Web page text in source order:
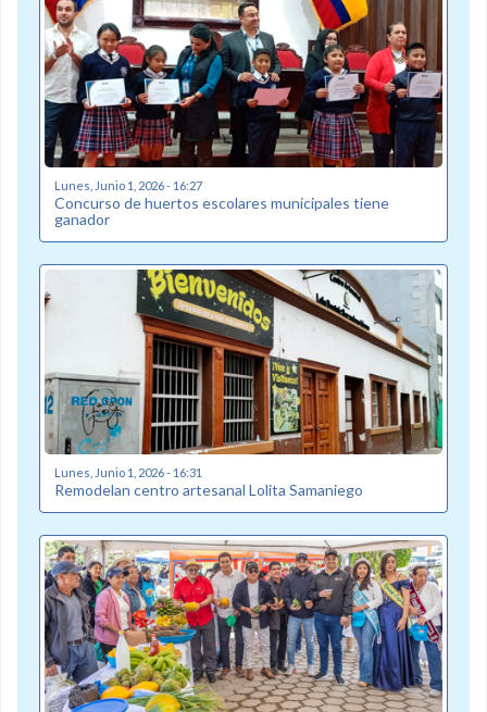
Lunes, Junio 1, 2026 - 16:27
Concurso de huertos escolares municipales tiene
ganador
Lunes, Junio 1, 2026 - 16:31
Remodelan centro artesanal Lolita Samaniego